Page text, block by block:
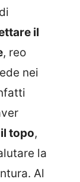
il
, reo
nei
topo,
la
Al